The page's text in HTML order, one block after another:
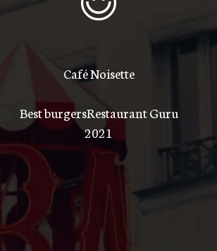
Café Noisette
Best burgersRestaurant Guru
2021